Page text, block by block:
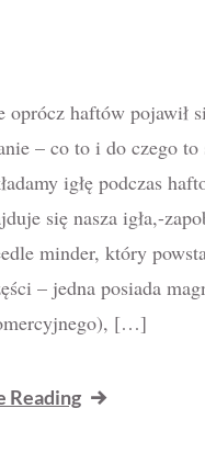
oprócz haftów pojawił
– co to i do czego to
igłę podczas
się nasza igła,-
minder, który
– jedna posiada
[…]
Reading